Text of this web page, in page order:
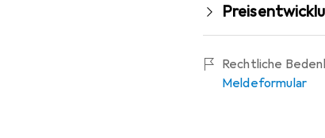
Rechtliche
Meldeformular